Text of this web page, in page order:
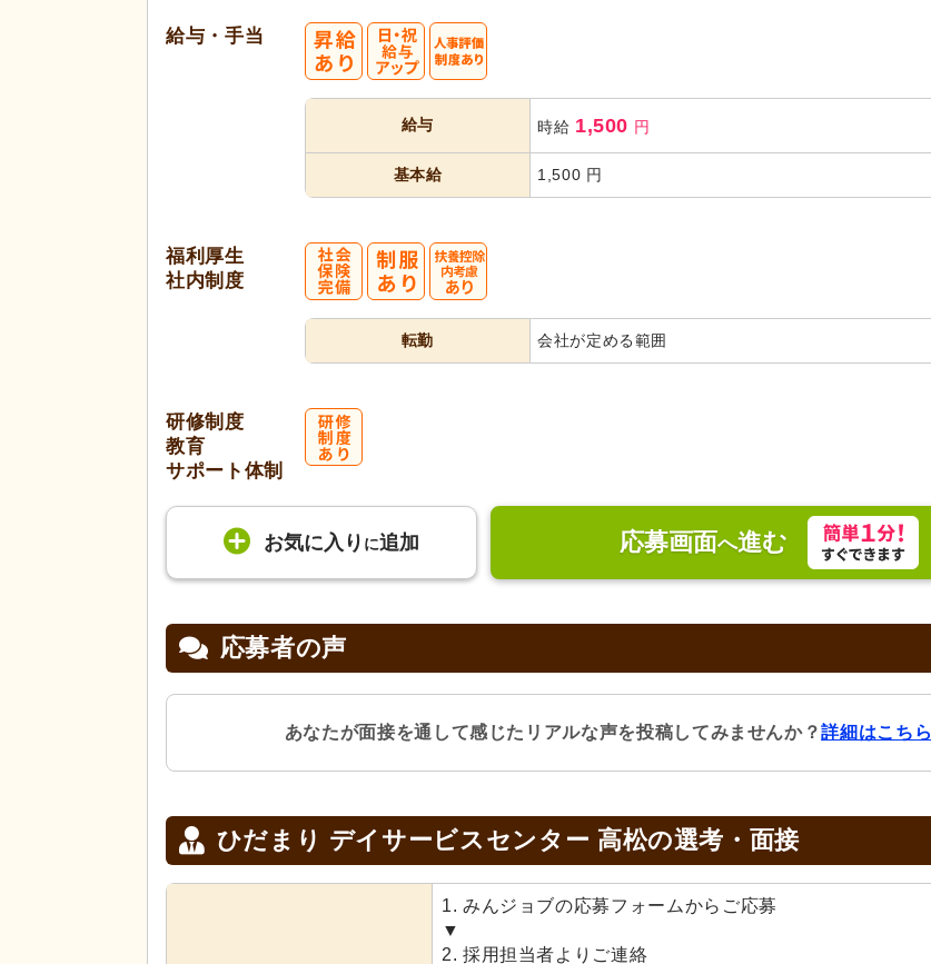
給与・手当
給与 時給 1,500 円
基本給 1,500 円
福利厚生
社内制度
転勤 会社が定める範囲
研修制度
教育
サポート体制
お気に入り に追加 応募画面へ進む
応募者の声
あなたが面接を通して感じたリアルな声を投稿してみませんか？詳細はこちら
ひだまり デイサービスセンター 高松の選考・面接
1. みんジョブの応募フォームからご応募
▼
2. 採用担当者よりご連絡